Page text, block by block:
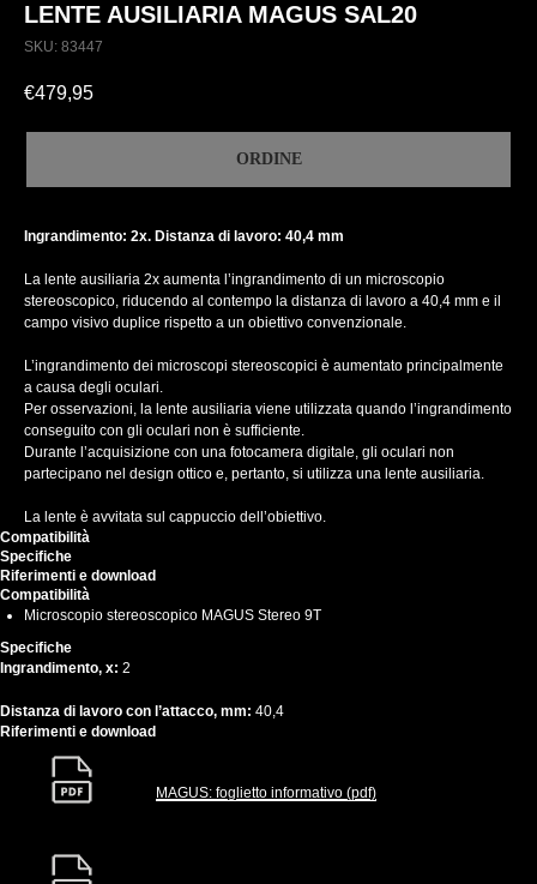
LENTE AUSILIARIA MAGUS SAL20
SKU: 83447
€479,95
ORDINE
Ingrandimento: 2x. Distanza di lavoro: 40,4 mm
La lente ausiliaria 2x aumenta l’ingrandimento di un microscopio
stereoscopico, riducendo al contempo la distanza di lavoro a 40,4 mm e il
campo visivo duplice rispetto a un obiettivo convenzionale.
L’ingrandimento dei microscopi stereoscopici è aumentato principalmente
a causa degli oculari.
Per osservazioni, la lente ausiliaria viene utilizzata quando l’ingrandimento
conseguito con gli oculari non è sufficiente.
Durante l’acquisizione con una fotocamera digitale, gli oculari non
partecipano nel design ottico e, pertanto, si utilizza una lente ausiliaria.
La lente è avvitata sul cappuccio dell’obiettivo.
Compatibilità
Specifiche
Riferimenti e download
Compatibilità
Microscopio stereoscopico MAGUS Stereo 9T
Specifiche
Ingrandimento, x: 2
Distanza di lavoro con l’attacco, mm: 40,4
Riferimenti e download
MAGUS: foglietto informativo (pdf)